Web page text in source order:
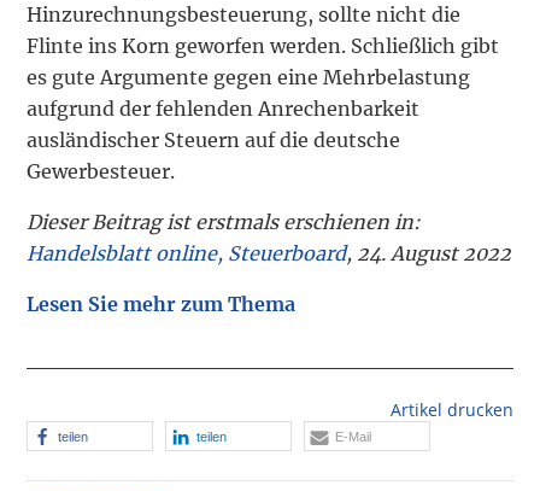
Hinzurechnungsbesteuerung, sollte nicht die
Flinte ins Korn geworfen werden. Schließlich gibt
es gute Argumente gegen eine Mehrbelastung
aufgrund der fehlenden Anrechenbarkeit
ausländischer Steuern auf die deutsche
Gewerbesteuer.
Dieser Beitrag ist erstmals erschienen in:
Handelsblatt online, Steuerboard, 24. August 2022
Lesen Sie mehr zum Thema
Artikel drucken
teilen teilen E-Mail